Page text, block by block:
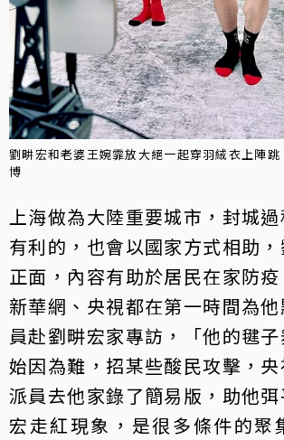
劉畊宏和老婆王婉霏放大絕一起穿羽絨衣上陣
博
上海做為大陸重要城市，封城
有利的，也會以國家方式相助
正面，內容有助於居民在家防
新華網、央視都在第一時間為
員赴劉畊宏家專訪，「他的毽
始因為難，招某些酸民攻擊，
派員去他家錄了簡易版，助他
宏走紅現象，是很多條件的聚